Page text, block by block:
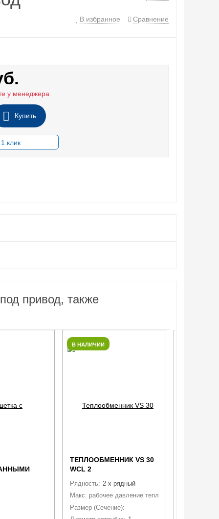
В избранное Сравнение
у менеджера
Купить
привод, также
В НАЛИЧИИ
ТЕПЛООБМЕННИК VS 30
WCL 2
Рядность: 2-х рядный
Макс. рабочее давление теплоносителя:
Размер (Сечение):